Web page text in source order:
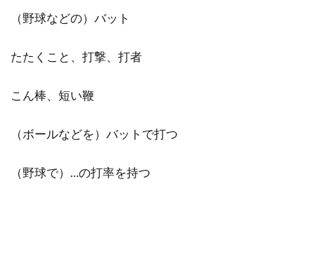
（野球などの）バット
たたくこと、打撃、打者
こん棒、短い鞭
（ボールなどを）バットで打つ
（野球で）…の打率を持つ